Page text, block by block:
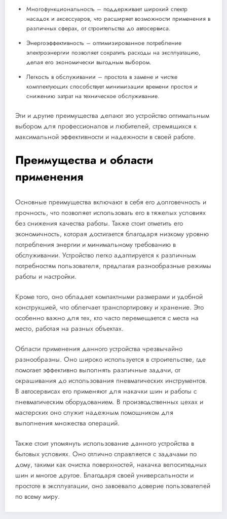
Многофункциональность – поддерживает широкий спектр
насадок и аксессуаров, что расширяет возможности применения в
различных сферах, от строительства до автосервиса.
Энергоэффективность – оптимизированное потребление
электроэнергии позволяет сократить расходы на эксплуатацию,
делая его экономически выгодным выбором.
Легкость в обслуживании – простота в замене и чистке
комплектующих способствует минимизации времени простоя и
снижению затрат на техническое обслуживание.
Эти и другие преимущества делают это устройство оптимальным
выбором для профессионалов и любителей, стремящихся к
максимальной эффективности и надежности в своей работе.
Преимущества и области
применения
Основные преимущества включают в себя его долговечность и
прочность, что позволяет использовать его в тяжелых условиях
без снижения качества работы. Также стоит отметить его
экономичность, которая достигается благодаря низкому уровню
потребления энергии и минимальному требованию в
обслуживании. Устройство легко адаптируется к различным
потребностям пользователя, предлагая разнообразные режимы
работы и настройки.
Кроме того, оно обладает компактными размерами и удобной
конструкцией, что облегчает транспортировку и хранение. Это
особенно важно для тех, кто часто перемещается с места на
место, работая на разных объектах.
Области применения данного устройства чрезвычайно
разнообразны. Оно широко используется в строительстве, где
помогает эффективно выполнять различные задачи, от
окрашивания до использования пневматических инструментов.
В автосервисах его применяют для накачки шин и работы с
пневматическим оборудованием. В производственных цехах и
мастерских оно служит надежным помощником для
выполнения множества операций.
Также стоит упомянуть использование данного устройства в
бытовых условиях. Оно отлично справляется с задачами по
дому, такими как очистка поверхностей, накачка велосипедных
шин и многое другое. Благодаря своей универсальности и
простоте в эксплуатации, оно завоевало доверие пользователей
по всему миру.